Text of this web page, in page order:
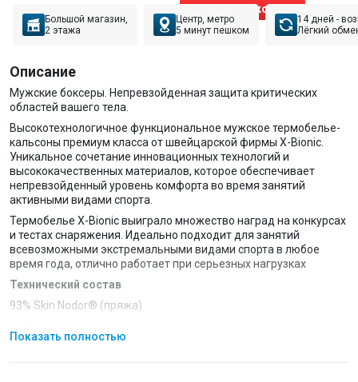
Позвонить эксперту
Большой магазин,
2 этажа
Центр, метро
5 минут пешком
14 дней -
Лёгкий
Описание
Мужские боксеры. Непревзойденная защита критических
областей вашего тела.
Высокотехнологичное функциональное мужское термобелье-
кальсоны премиум класса от швейцарской фирмы X-Bionic.
Уникальное сочетание инновационных технологий и
высококачественных материалов, которое обеспечивает
непревзойденный уровень комфорта во время занятий
активными видами спорта.
Термобелье X-Bionic выиграло множество наград на конкурсах
и тестах снаряжения. Идеально подходит для занятий
всевозможными экстремальными видами спорта в любое
время года, отлично работает при серьезных нагрузках
Технический состав
93% Skin Nodor® (пряжа)
Показать полностью